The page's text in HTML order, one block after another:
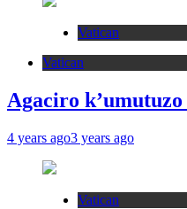
Vatican
Vatican
Agaciro
4 years ago3 years ago
Vatican